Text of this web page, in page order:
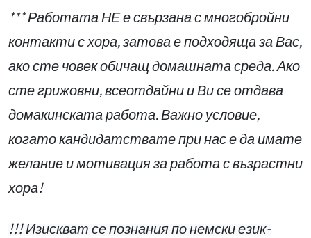
*** Работата НЕ е свързана с многобройни
контакти с хора, затова е подходяща за Вас,
ако сте човек обичащ домашната среда. Ако
сте грижовни, всеотдайни и Ви се отдава
домакинската работа. Важно условие,
когато кандидатствате при нас е да имате
желание и мотивация за работа с възрастни
хора!
!!! Изискват се познания по немски език-